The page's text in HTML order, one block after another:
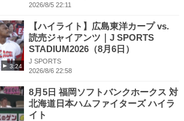
2026/8/5 22:11
3:24
【ハイライト】広島東洋カープ vs.
読売ジャイアンツ｜J SPORTS
STADIUM2026（8月6日）
J SPORTS
2026/8/6 22:58
8月5日 福岡ソフトバンクホークス 対
北海道日本ハムファイターズ ハイラ
イト